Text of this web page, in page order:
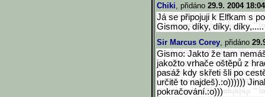
Chiki, přidáno 29.9. 2004
Já se připojuji k Elfkam s
Gismoo, díky, díky, díky,.....
Sir Marcus Corey, přidáno
Gismo: Jakto že tam
jakožto vrhače oštěpů z
pasáž kdy skřeti šli po
určitě to najdeš).:o))))))
pokračování.:o)))